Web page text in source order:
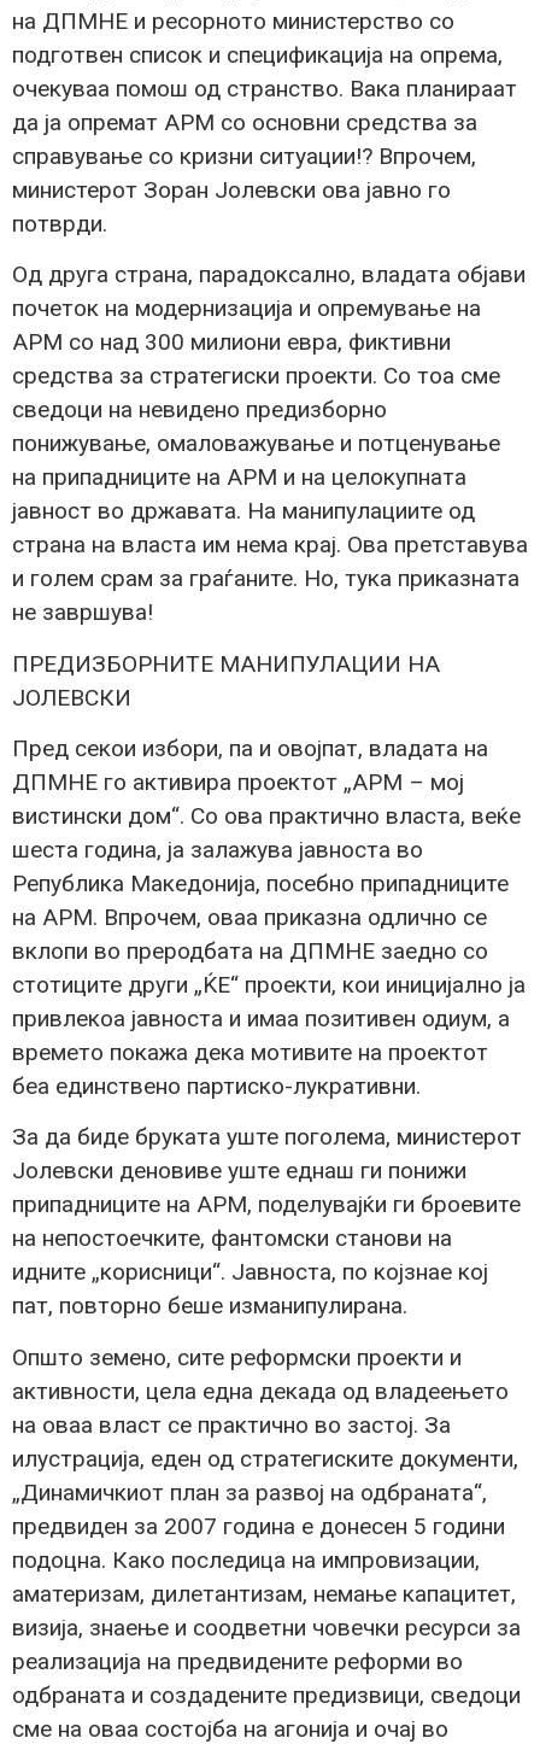
на ДПМНЕ и ресорното министерство со
подготвен список и спецификација на опрема,
очекуваа помош од странство. Вака планираат
да ја опремат АРМ со основни средства за
справување со кризни ситуации!? Впрочем,
министерот Зоран Јолевски ова јавно го
потврди.
Од друга страна, парадоксално, владата објави
почеток на модернизација и опремување на
АРМ со над 300 милиони евра, фиктивни
средства за стратегиски проекти. Со тоа сме
сведоци на невидено предизборно
понижување, омаловажување и потценување
на припадниците на АРМ и на целокупната
јавност во државата. На манипулациите од
страна на власта им нема крај. Ова претставува
и голем срам за граѓаните. Но, тука приказната
не завршува!
ПРЕДИЗБОРНИТЕ МАНИПУЛАЦИИ НА
ЈОЛЕВСКИ
Пред секои избори, па и овојпат, владата на
ДПМНЕ го активира проектот „АРМ – мој
вистински дом“. Со ова практично власта, веќе
шеста година, ја залажува јавноста во
Република Македонија, посебно припадниците
на АРМ. Впрочем, оваа приказна одлично се
вклопи во преродбата на ДПМНЕ заедно со
стотиците други „ЌЕ“ проекти, кои иницијално ја
привлекоа јавноста и имаа позитивен одиум, а
времето покажа дека мотивите на проектот
беа единствено партиско-лукративни.
За да биде бруката уште поголема, министерот
Јолевски деновиве уште еднаш ги понижи
припадниците на АРМ, поделувајќи ги броевите
на непостоечките, фантомски станови на
идните „корисници“. Јавноста, по којзнае кој
пат, повторно беше изманипулирана.
Општо земено, сите реформски проекти и
активности, цела една декада од владеењето
на оваа власт се практично во застој. За
илустрација, еден од стратегиските документи,
„Динамичкиот план за развој на одбраната“,
предвиден за 2007 година е донесен 5 години
подоцна. Како последица на импровизации,
аматеризам, дилетантизам, немање капацитет,
визија, знаење и соодветни човечки ресурси за
реализација на предвидените реформи во
одбраната и создадените предизвици, сведоци
сме на оваа состојба на агонија и очај во